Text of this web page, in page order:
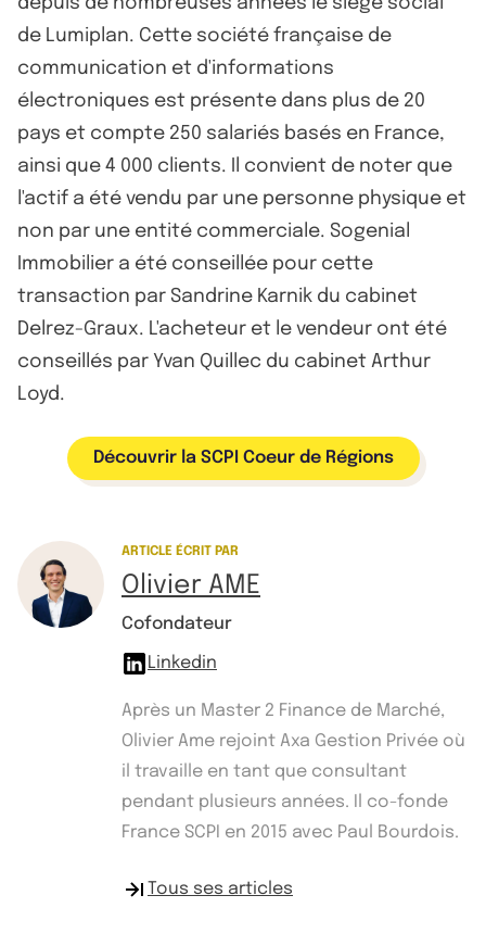
de Lumiplan. Cette société française de
communication et d'informations
électroniques est présente dans plus de 20
pays et compte 250 salariés basés en France,
ainsi que 4 000 clients. Il convient de noter que
l'actif a été vendu par une personne physique et
non par une entité commerciale. Sogenial
Immobilier a été conseillée pour cette
transaction par Sandrine Karnik du cabinet
Delrez-Graux. L'acheteur et le vendeur ont été
conseillés par Yvan Quillec du cabinet Arthur
Loyd.
Découvrir la SCPI Coeur de Régions
ARTICLE ÉCRIT PAR
Olivier AME
Cofondateur
Linkedin
Après un Master 2 Finance de Marché,
Olivier Ame rejoint Axa Gestion Privée où
il travaille en tant que consultant
pendant plusieurs années. Il co-fonde
France SCPI en 2015 avec Paul Bourdois.
Tous ses articles